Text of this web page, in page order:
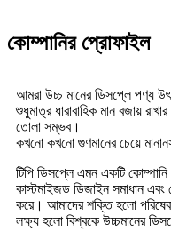
কোম্পানির প্রোফাইল
আমরা উচ্চ মানের ডিসপ্লে পণ্য
শুধুমাত্র ধারাবাহিক মান বজায়
তোলা সম্ভব।
কখনো কখনো গুণমানের চেয়ে
টিপি ডিসপ্লে এমন একটি
কাস্টমাইজড ডিজাইন সমাধান এবং
করে। আমাদের শক্তি হলো
লক্ষ্য হলো বিশ্বকে উচ্চমানের